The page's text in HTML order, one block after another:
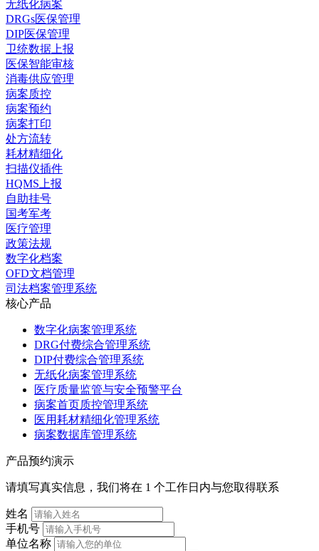
无纸化病案
DRGs医保管理
DIP医保管理
卫统数据上报
医保智能审核
消毒供应管理
病案质控
病案预约
病案打印
处方流转
耗材精细化
扫描仪插件
HQMS上报
自助挂号
国考军考
医疗管理
政策法规
数字化档案
OFD文档管理
司法档案管理系统
核心产品
数字化病案管理系统
DRG付费综合管理系统
DIP付费综合管理系统
无纸化病案管理系统
医疗质量监管与安全预警平台
病案首页质控管理系统
医用耗材精细化管理系统
病案数据库管理系统
产品预约演示
请填写真实信息，我们将在 1 个工作日内与您取得联系
姓名
手机号
单位名称